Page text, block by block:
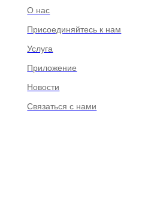
О нас
Присоединяйтесь к нам
Услуга
Приложение
Новости
Связаться с нами